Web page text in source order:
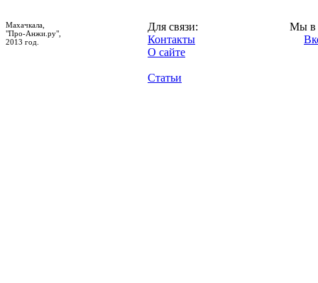
Махачкала,
"Про-Анжи.ру",
2013 год.
Для связи:
Контакты
О сайте
Статьи
Мы в